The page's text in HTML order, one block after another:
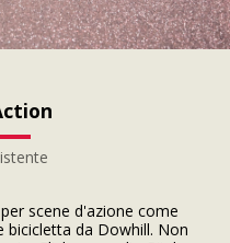
scene d'azione come
da Dowhill. Non